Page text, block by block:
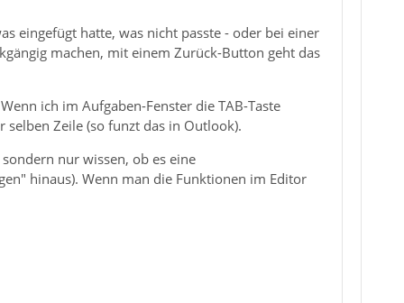
eingefügt hatte, was nicht passte - oder bei einer
machen, mit einem Zurück-Button geht das
ich im Aufgaben-Fenster die TAB-Taste
Zeile (so funzt das in Outlook).
nur wissen, ob es eine
hinaus). Wenn man die Funktionen im Editor